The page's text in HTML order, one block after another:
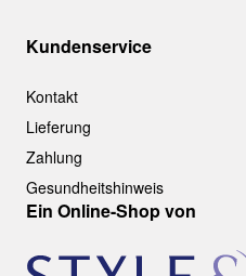
Kundenservice
Kontakt
Lieferung
Zahlung
Gesundheitshinweis
Ein Online-Shop von